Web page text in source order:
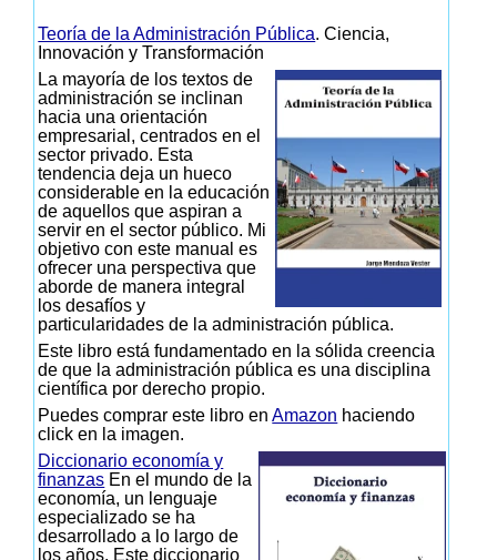
Teoría de la Administración Pública. Ciencia,
Innovación y Transformación
La mayoría de los textos de
administración se inclinan
hacia una orientación
empresarial, centrados en el
sector privado. Esta
tendencia deja un hueco
considerable en la educación
de aquellos que aspiran a
servir en el sector público. Mi
objetivo con este manual es
ofrecer una perspectiva que
aborde de manera integral
los desafíos y
particularidades de la administración pública.
Este libro está fundamentado en la sólida creencia
de que la administración pública es una disciplina
científica por derecho propio.
Puedes comprar este libro enAmazon haciendo
click en la imagen.
Diccionario economía y
finanzas En el mundo de la
economía, un lenguaje
especializado se ha
desarrollado a lo largo de
los años. Este diccionario